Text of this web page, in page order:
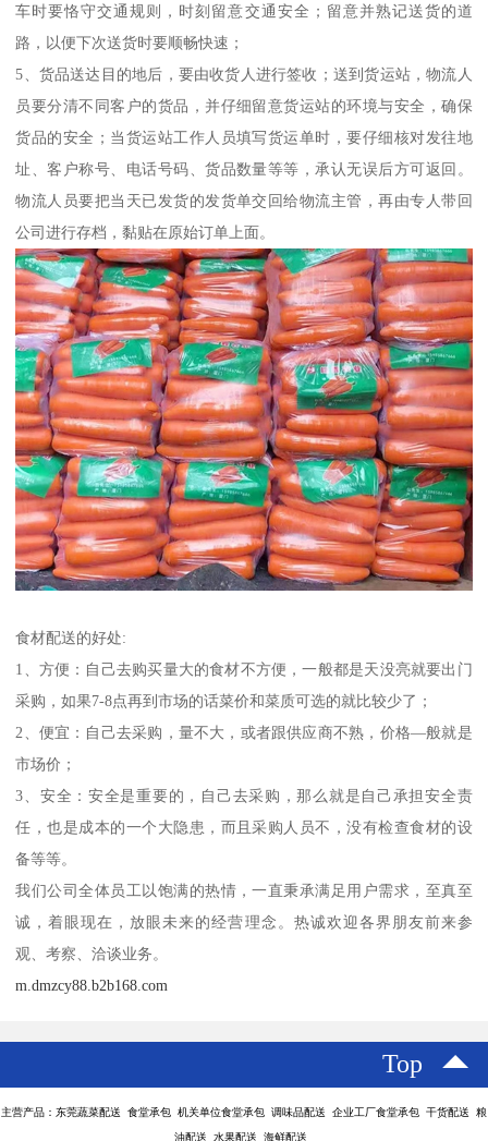
车时要恪守交通规则，时刻留意交通安全；留意并熟记送货的道
路，以便下次送货时要顺畅快速；
5、货品送达目的地后，要由收货人进行签收；送到货运站，物流人
员要分清不同客户的货品，并仔细留意货运站的环境与安全，确保
货品的安全；当货运站工作人员填写货运单时，要仔细核对发往地
址、客户称号、电话号码、货品数量等等，承认无误后方可返回。
物流人员要把当天已发货的发货单交回给物流主管，再由专人带回
公司进行存档，黏贴在原始订单上面。
食材配送的好处:
1、方便：自己去购买量大的食材不方便，一般都是天没亮就要出门
采购，如果7-8点再到市场的话菜价和菜质可选的就比较少了；
2、便宜：自己去采购，量不大，或者跟供应商不熟，价格—般就是
市场价；
3、安全：安全是重要的，自己去采购，那么就是自己承担安全责
任，也是成本的一个大隐患，而且采购人员不，没有检查食材的设
备等等。
我们公司全体员工以饱满的热情，一直秉承满足用户需求，至真至
诚，着眼现在，放眼未来的经营理念。热诚欢迎各界朋友前来参
观、考察、洽谈业务。
m.dmzcy88.b2b168.com
Top
主营产品：东莞蔬菜配送 食堂承包 机关单位食堂承包 调味品配送 企业工厂食堂承包 干货配送 粮
油配送 水果配送 海鲜配送